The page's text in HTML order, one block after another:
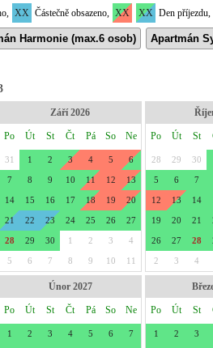
XX Částečně obsazeno, XX XX Den příjezdu,
Harmonie (max.6 osob) Apartmán
Září 2026
Po Út St Čt Pá So Ne
31 1 2 3 4 5 6
7 8 9 10 11 12 13
14 15 16 17 18 19 20
21 22 23 24 25 26 27
28 29 30 1 2 3 4
5 6 7 8 9 10 11
Po Út St
28 29 30
5 6 7
12 13 14
19 20 21
26 27 28
2 3 4
Únor 2027
Po Út St Čt Pá So Ne
1 2 3 4 5 6 7
Po Út St
1 2 3